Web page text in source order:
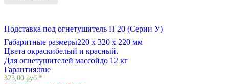
Подставка под огнетушитель П 20 (Серии У)
Габаритные размеры220 х 320 х 220 мм
Цвета окраскибелый и красный.
Для огнетушителей массойдо 12 кг
Гарантия:true
323,00 руб.*